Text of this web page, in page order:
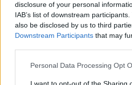
disclosure of your personal
IAB’s list of downstream
also be disclosed by us to third
Downstream Participants that may
Personal Data Processing Opt